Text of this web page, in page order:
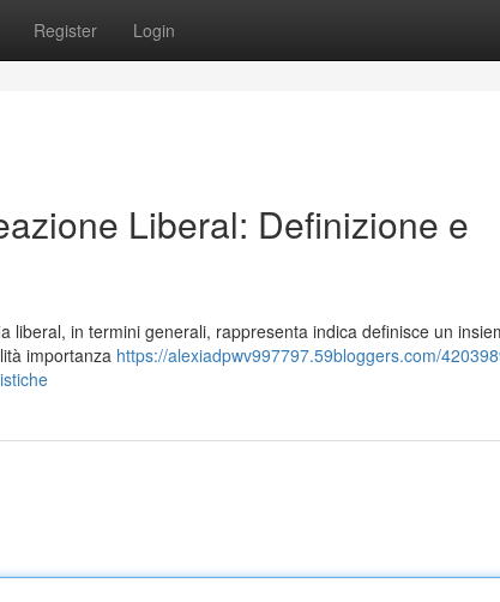
Register Login
Liberal: Definizione e
liberal, in termini generali, rappresenta indica definisce un
importanza https://alexiadpwv997797.59bloggers.com/